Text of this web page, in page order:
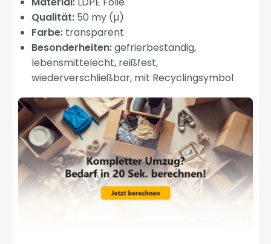
Qualität: 50 my (µ)
Farbe: transparent
Besonderheiten:gefrierbeständig,
lebensmittelecht, reißfest,
wiederverschließbar, mit Recyclingsymbol